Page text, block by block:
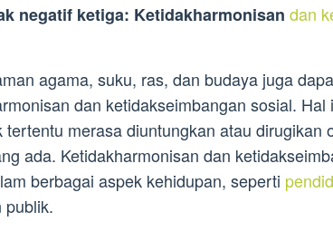
negatif ketiga: Ketidakharmonisan dan
agama, suku, ras, dan budaya juga
dan ketidakseimbangan sosial. Hal
tertentu merasa diuntungkan atau dirugikan
ada. Ketidakharmonisan dan
berbagai aspek kehidupan, seperti
publik.